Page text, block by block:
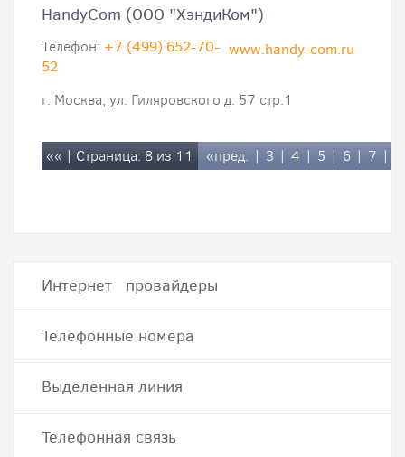
HandyCom (ООО "ХэндиКом")
www.handy-com.ru
Телефон: +7 (499) 652-70-
52
г. Москва, ул. Гиляровского д. 57 стр.1
«« | Страница: 8 из 11 «пред. | 3 | 4 | 5 | 6 | 7 |
Интернет провайдеры
Телефонные номера
Выделенная линия
Телефонная связь